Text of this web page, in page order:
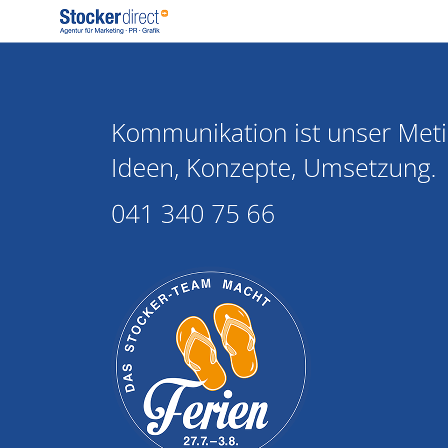
Kommunikation ist unser
Ideen, Konzepte, Umsetzung.
041 340 75 66